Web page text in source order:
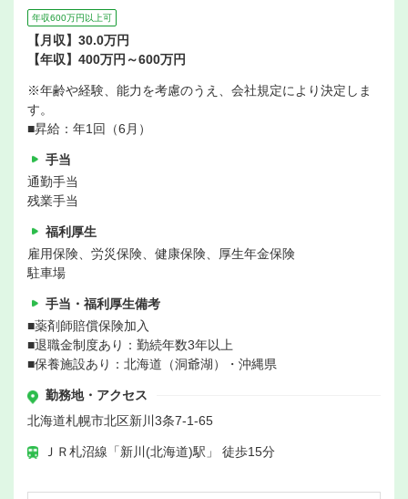
年収600万円以上可
【月収】30.0万円
【年収】400万円～600万円
※年齢や経験、能力を考慮のうえ、会社規定により決定しま
す。
■昇給：年1回（6月）
手当
通勤手当
残業手当
福利厚生
雇用保険、労災保険、健康保険、厚生年金保険
駐車場
手当・福利厚生備考
■薬剤師賠償保険加入
■退職金制度あり：勤続年数3年以上
■保養施設あり：北海道（洞爺湖）・沖縄県
勤務地・アクセス
北海道札幌市北区新川3条7-1-65
ＪＲ札沼線「新川(北海道)駅」 徒歩15分